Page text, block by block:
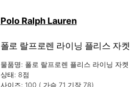
Polo Ralph Lauren
폴로 랄프로렌 라이닝 플리스 자켓
물품명: 폴로 랄프로렌 플리스 라이닝 자켓
상태: 8점
사이즈: 100 ( 가슴 71 기장 78)